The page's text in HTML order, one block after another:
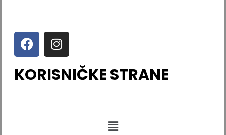
KORISNIČKE STRANE